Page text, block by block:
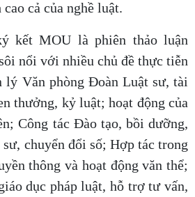
cả của nghề luật.
kết MOU là phiên thảo luận
nổi với nhiều chủ đề thực tiễn
lý Văn phòng Đoàn Luật sư, tài
thưởng, kỷ luật; hoạt động của
Công tác Đào tạo, bồi dưỡng,
chuyển đổi số; Hợp tác trong
thông và hoạt động văn thể;
dục pháp luật, hỗ trợ tư vấn,